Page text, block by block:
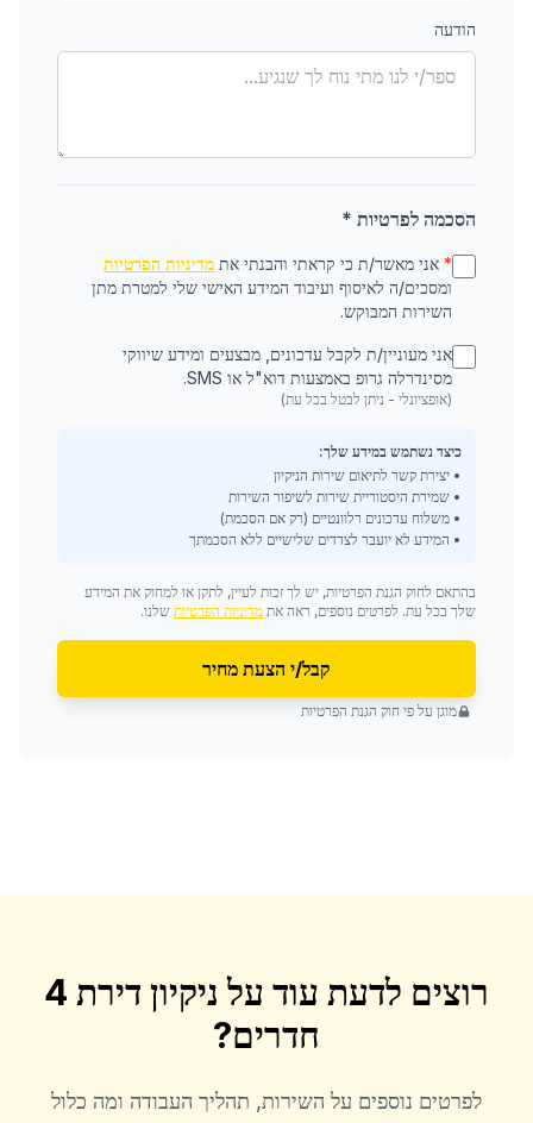
הודעה
הסכמה לפרטיות *
* אני מאשר/ת כי קראתי והבנתי את מדיניות הפרטיות
ומסכים/ה לאיסוף ועיבוד המידע האישי שלי למטרת מתן
השירות המבוקש.
אני מעוניין/ת לקבל עדכונים, מבצעים ומידע שיווקי
מסינדרלה גרופ באמצעות דוא"ל או SMS.
(אופציונלי - ניתן לבטל בכל עת)
כיצד נשתמש במידע שלך:
• יצירת קשר לתיאום שירות הניקיון
• שמירת היסטוריית שירות לשיפור השירות
• משלוח עדכונים רלוונטיים (רק אם הסכמת)
• המידע לא יועבר לצדדים שלישיים ללא הסכמתך
בהתאם לחוק הגנת הפרטיות, יש לך זכות לעיין, לתקן או למחוק את המידע
שלך בכל עת. לפרטים נוספים, ראה את מדיניות הפרטיות שלנו.
קבל/י הצעת מחיר
מוגן על פי חוק הגנת הפרטיות
רוצים לדעת עוד על
ניקיון דירת 4
חדרים?
לפרטים נוספים על השירות, תהליך העבודה ומה כלול